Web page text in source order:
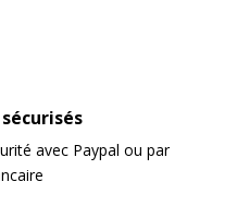
avec Paypal ou par